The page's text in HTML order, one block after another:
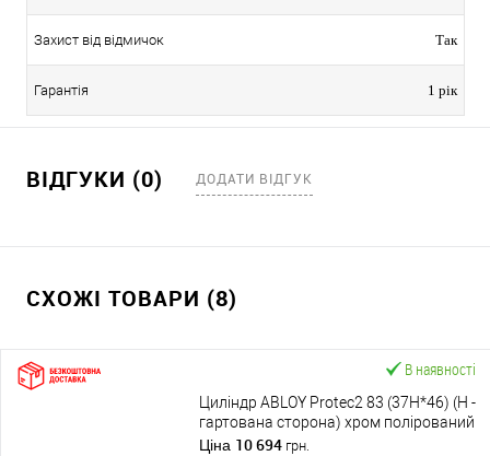
Захист від відмичок Так
Гарантія 1 рік
ВІДГУКИ (0) ДОДАТИ ВІДГУК
СХОЖІ ТОВАРИ (8)
В наявності
Циліндр ABLOY Protec2 83 (37H*46) (H -
гартована сторона) хром полірований
Ціна 10 694 грн.